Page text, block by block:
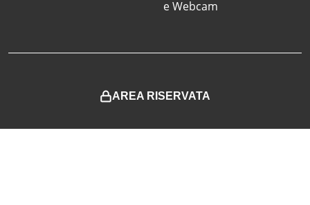
e Webcam
AREA RISERVATA